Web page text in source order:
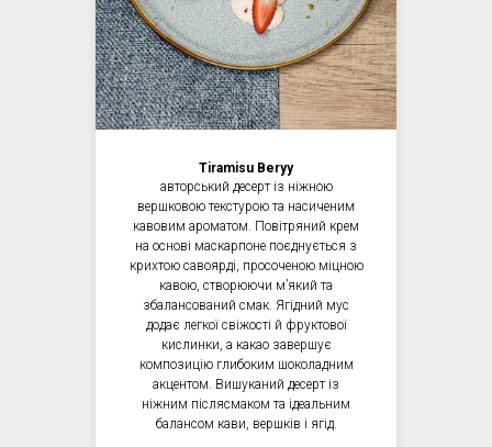
Tiramisu Beryy
авторський десерт із ніжною
вершковою текстурою та насиченим
кавовим ароматом. Повітряний крем
на основі маскарпоне поєднується з
крихтою савоярді, просоченою міцною
кавою, створюючи мʼякий та
збалансований смак. Ягідний мус
додає легкої свіжості й фруктової
кислинки, а какао завершує
композицію глибоким шоколадним
акцентом. Вишуканий десерт із
ніжним післясмаком та ідеальним
балансом кави, вершків і ягід.